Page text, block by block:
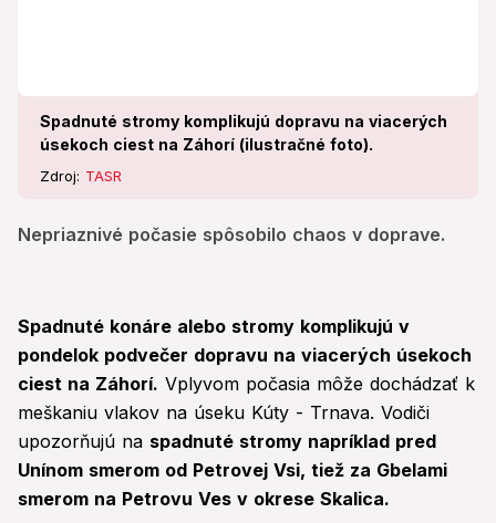
Spadnuté stromy komplikujú dopravu na viacerých
úsekoch ciest na Záhorí (ilustračné foto).
Zdroj: TASR
Nepriaznivé počasie spôsobilo chaos v doprave.
Spadnuté konáre alebo stromy komplikujú v
pondelok podvečer dopravu na viacerých úsekoch
ciest na Záhorí. Vplyvom počasia môže dochádzať k
meškaniu vlakov na úseku Kúty - Trnava. Vodiči
upozorňujú na spadnuté stromy napríklad pred
Unínom smerom od Petrovej Vsi, tiež za Gbelami
smerom na Petrovu Ves v okrese Skalica.